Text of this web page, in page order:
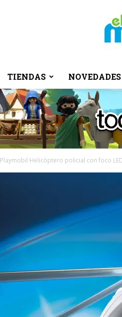
TIENDAS NOVEDADES
Playmobil Helicóptero policial con foco